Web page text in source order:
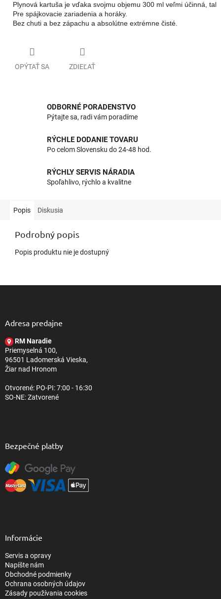
Plynová kartuša je vďaka svojmu objemu 300 ml veľmi účinná,
    Pre spájkovacie zariadenia a horáky.
    Bez chuti a bez zápachu a absolútne extrémne čisté.
OPÝTAŤ SA ZDIEĽAŤ
ODBORNÉ PORADENSTVO
Pýtajte sa, radi vám poradíme
RÝCHLE DODANIE TOVARU
Po celom Slovensku do 24-48 hod.
RÝCHLY SERVIS NÁRADIA
Spoľahlivo, rýchlo a kvalitne
Popis Diskusia
Podrobný popis
Popis produktu nie je dostupný
Adresa predajne
RM Naradie
Priemyselná 100,
96501 Ladomerská Vieska,
Žiar nad Hronom
Otvorené: PO-PI: 7:00 - 16:30
SO-NE: Zatvorené
Bezpečné platby
Informácie
Servis a opravy
Napíšte nám
Obchodné podmienky
Ochrana osobných údajov
Zásady používania cookies